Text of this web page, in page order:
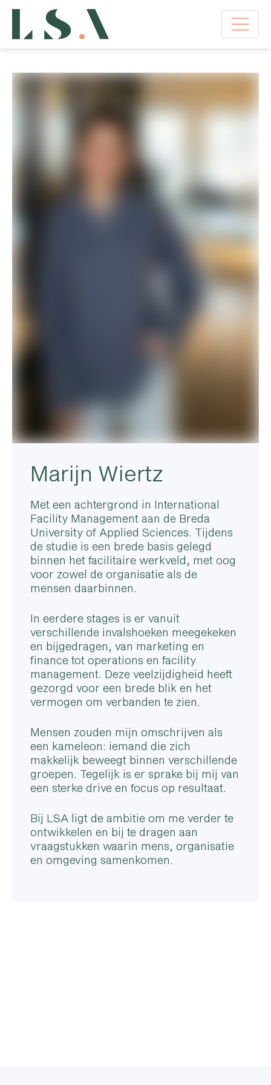
Marijn Wiertz
Met een achtergrond in International
Facility Management aan de Breda
University of Applied Sciences. Tijdens
de studie is een brede basis gelegd
binnen het facilitaire werkveld, met oog
voor zowel de organisatie als de
mensen daarbinnen.
In eerdere stages is er vanuit
verschillende invalshoeken meegekeken
en bijgedragen, van marketing en
finance tot operations en facility
management. Deze veelzijdigheid heeft
gezorgd voor een brede blik en het
vermogen om verbanden te zien.
Mensen zouden mijn omschrijven als
een kameleon: iemand die zich
makkelijk beweegt binnen verschillende
groepen. Tegelijk is er sprake bij mij van
een sterke drive en focus op resultaat.
Bij LSA ligt de ambitie om me verder te
ontwikkelen en bij te dragen aan
vraagstukken waarin mens, organisatie
en omgeving samenkomen.